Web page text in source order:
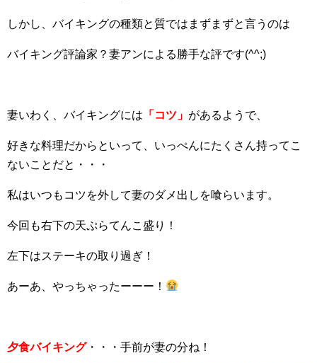
しかし、バイキングの種類と質ではまずまずと言うのは
バイキング評論家？妻アンによる勝手な評です(^^;)
妻いわく、バイキングには 「コツ」 があるようで、
好きな料理だからといって、いっぺんにたくさん持ってこ
ないことだと・・・
私はいつもコツを外して妻のダメ出しを喰らいます。
今回も右下の天ぷらてんこ盛り！
左下はステーキの取り過ぎ！
あーあ、やっちゃったーーー！
夕食バイキング・・・手前が妻の分ね！